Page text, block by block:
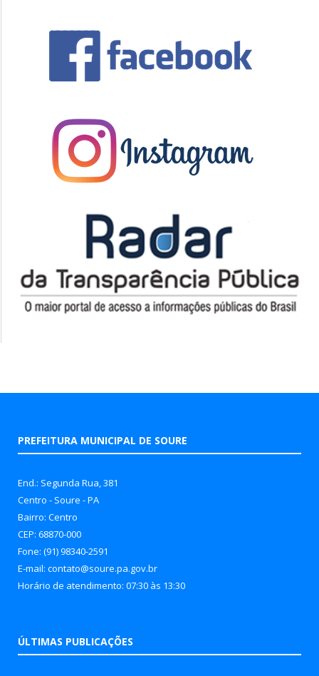
PREFEITURA MUNICIPAL DE SOURE
End.: Segunda Rua, 381
Centro - Soure - PA
Bairro: Centro
CEP: 68870-000
Fone: (91) 98340-2591
E-mail: contato@soure.pa.gov.br
Horário de atendimento: 07:30 às 13:30
ÚLTIMAS PUBLICAÇÕES